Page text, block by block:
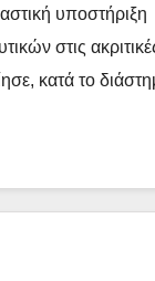
υποστήριξη
στις
κατά το